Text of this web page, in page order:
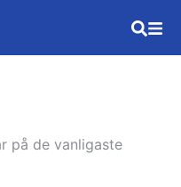
på de vanligaste